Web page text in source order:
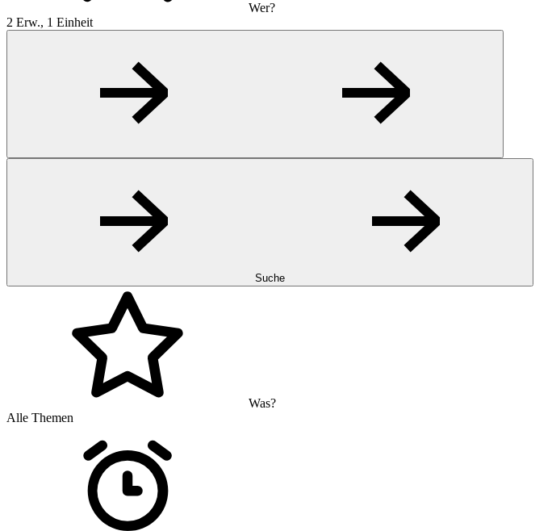
Wer?
2 Erw., 1 Einheit
Suche
Was?
Alle Themen